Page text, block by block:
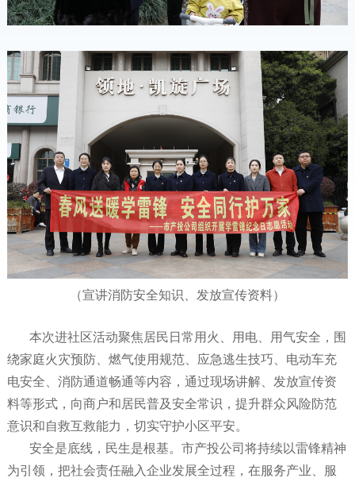
（宣讲消防安全知识、发放宣传资料）
本次进社区活动聚焦居民日常用火、用电、用气安全，围
绕家庭火灾预防、燃气使用规范、应急逃生技巧、电动车充
电安全、消防通道畅通等内容，通过现场讲解、发放宣传资
料等形式，向商户和居民普及安全常识，提升群众风险防范
意识和自救互救能力，切实守护小区平安。
安全是底线，民生是根基。市产投公司将持续以雷锋精神
为引领，把社会责任融入企业发展全过程，在服务产业、服